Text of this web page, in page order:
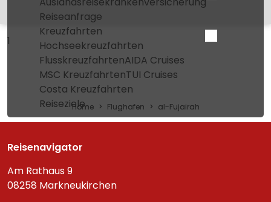
Reiseanfrage
Kreuzfahrten
Hochseekreuzfahrten
FlusskreuzfahrtenAIDA Cruises
MSC KreuzfahrtenTUI Cruises
Costa Kreuzfahrten
Reiseziele
1
Home Flughafen al-Fujairah
Reisenavigator
Am Rathaus 9
08258 Markneukirchen